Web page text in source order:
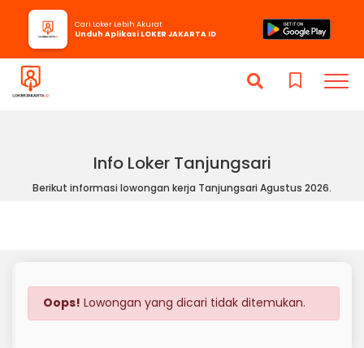
Info Loker Tanjungsari
Berikut informasi lowongan kerja Tanjungsari Agustus 2026.
Cari Loker Lebih Akurat
Unduh Aplikasi LOKER JAKARTA ID
Oops! Lowongan yang dicari tidak ditemukan.